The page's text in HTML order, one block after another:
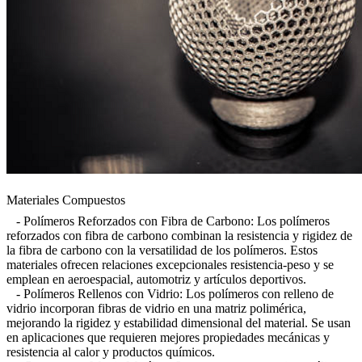
Materiales Compuestos
- Polímeros Reforzados con Fibra de Carbono: Los polímeros
reforzados con fibra de carbono combinan la resistencia y rigidez de
la fibra de carbono con la versatilidad de los polímeros. Estos
materiales ofrecen relaciones excepcionales resistencia-peso y se
emplean en aeroespacial, automotriz y artículos deportivos.
- Polímeros Rellenos con Vidrio: Los polímeros con relleno de
vidrio incorporan fibras de vidrio en una matriz polimérica,
mejorando la rigidez y estabilidad dimensional del material. Se usan
en aplicaciones que requieren mejores propiedades mecánicas y
resistencia al calor y productos químicos.